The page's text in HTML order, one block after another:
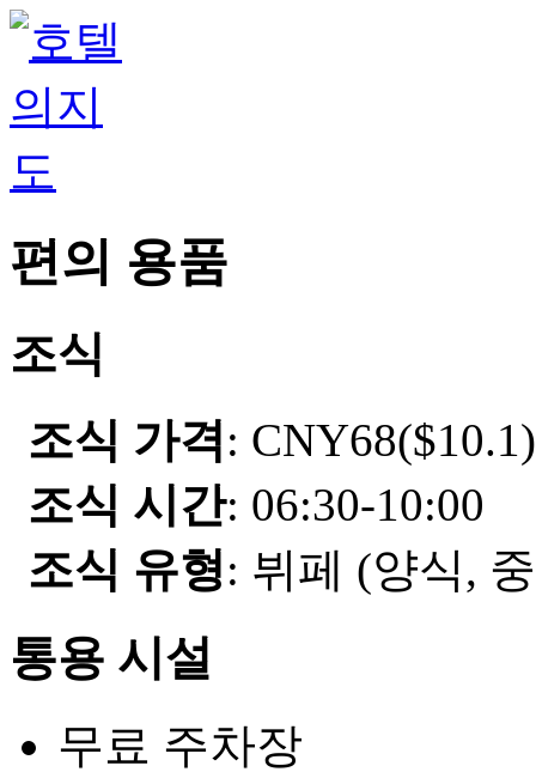
편의 용품
조식
조식 가격:
조식 시간: 06:30-10:00
조식 유형: 뷔페 (양식,
통용 시설
무료 주차장